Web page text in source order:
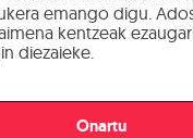
emango digu.
kentzeak
diezaieke.
Onartu